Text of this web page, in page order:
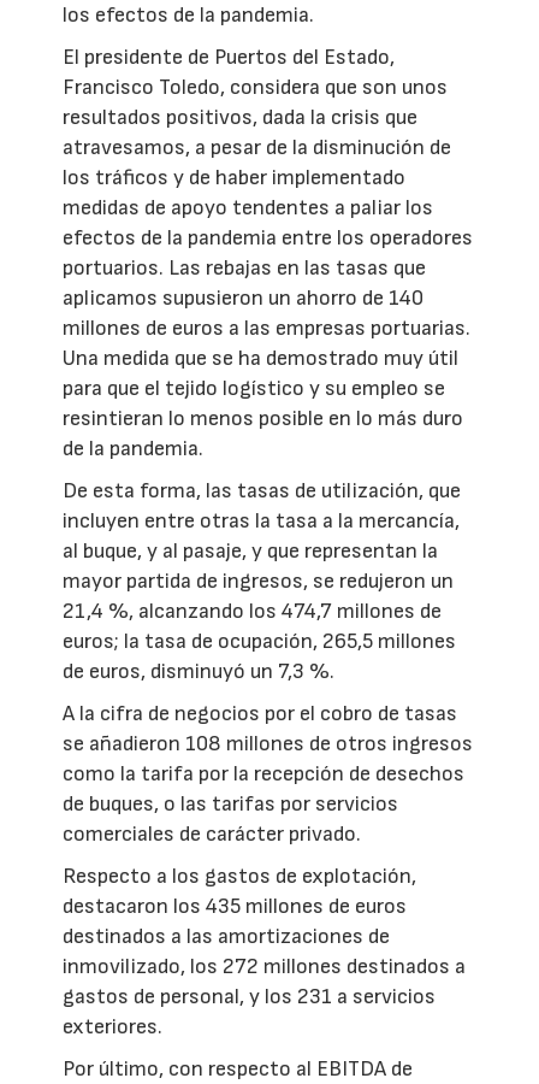
los efectos de la pandemia.
El presidente de Puertos del Estado,
Francisco Toledo, considera que son unos
resultados positivos, dada la crisis que
atravesamos, a pesar de la disminución de
los tráficos y de haber implementado
medidas de apoyo tendentes a paliar los
efectos de la pandemia entre los operadores
portuarios. Las rebajas en las tasas que
aplicamos supusieron un ahorro de 140
millones de euros a las empresas portuarias.
Una medida que se ha demostrado muy útil
para que el tejido logístico y su empleo se
resintieran lo menos posible en lo más duro
de la pandemia.
De esta forma, las tasas de utilización, que
incluyen entre otras la tasa a la mercancía,
al buque, y al pasaje, y que representan la
mayor partida de ingresos, se redujeron un
21,4 %, alcanzando los 474,7 millones de
euros; la tasa de ocupación, 265,5 millones
de euros, disminuyó un 7,3 %.
A la cifra de negocios por el cobro de tasas
se añadieron 108 millones de otros ingresos
como la tarifa por la recepción de desechos
de buques, o las tarifas por servicios
comerciales de carácter privado.
Respecto a los gastos de explotación,
destacaron los 435 millones de euros
destinados a las amortizaciones de
inmovilizado, los 272 millones destinados a
gastos de personal, y los 231 a servicios
exteriores.
Por último, con respecto al EBITDA de